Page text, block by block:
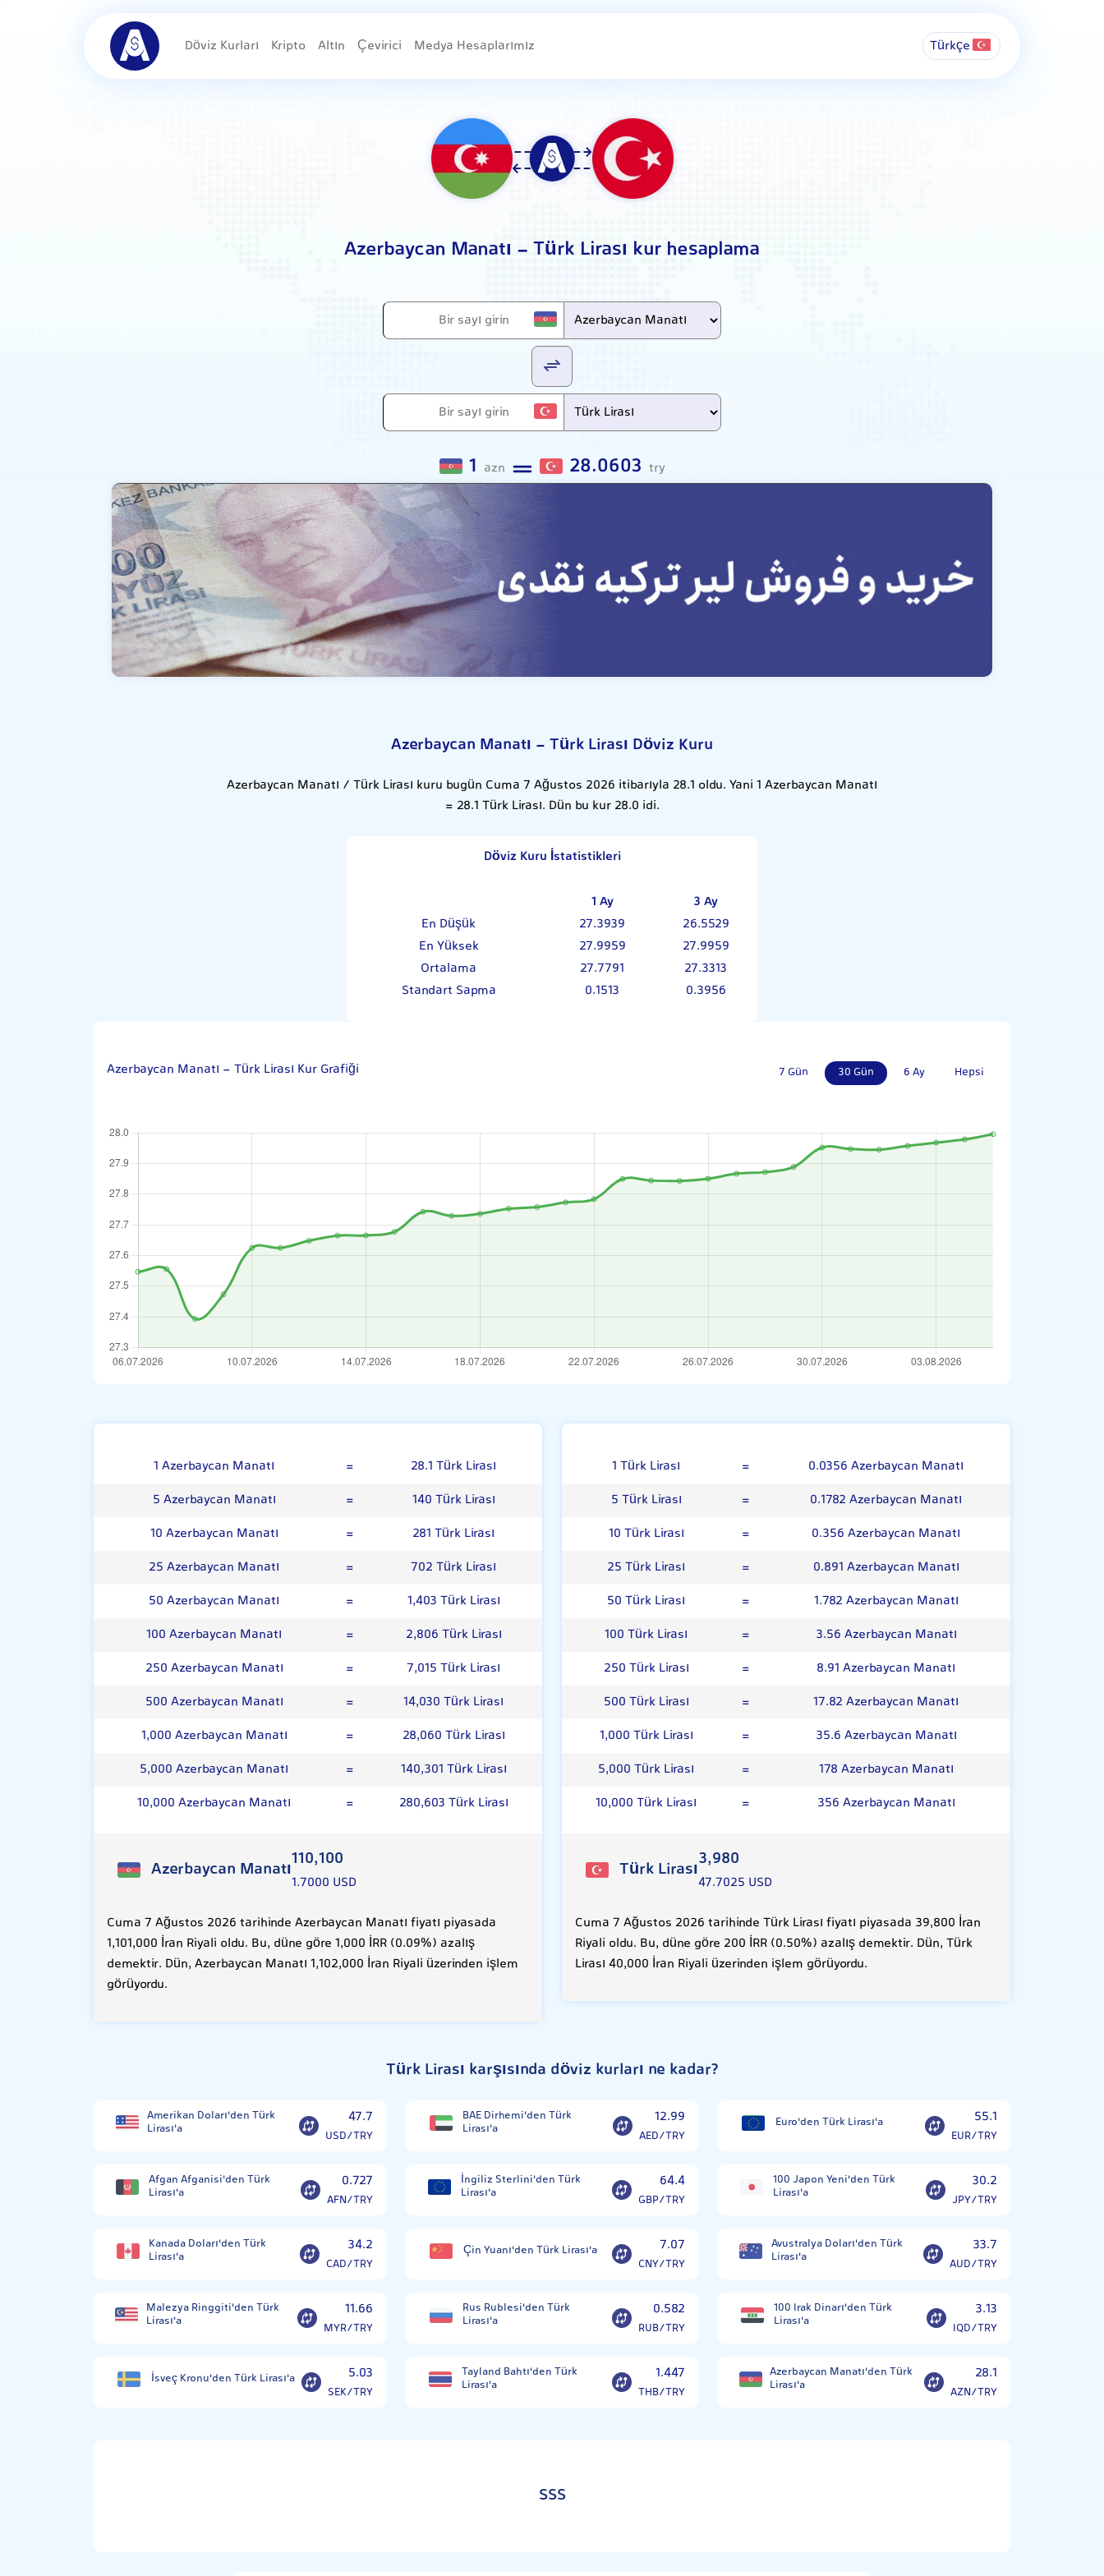
Döviz Kurları Kripto Altın Çevirici Medya Hesaplarımız Türkçe
Azerbaycan Manatı - Türk Lirası kur hesaplama
1 azn 28.0603 try
Azerbaycan Manatı - Türk Lirası Döviz Kuru
Azerbaycan Manatı / Türk Lirası kuru bugün Cuma 7 Ağustos 2026 itibarıyla 28.1 oldu. Yani 1 Azerbaycan Manatı
= 28.1 Türk Lirası. Dün bu kur 28.0 idi.
Döviz Kuru İstatistikleri
1 Ay
3 Ay
En Düşük
27.3939
26.5529
En Yüksek
27.9959
27.9959
Ortalama
27.7791
27.3313
Standart Sapma
0.1513 0.3956
Azerbaycan Manatı - Türk Lirası Kur Grafiği 7 Gün 30 Gün 6 Ay Hepsi
1 Azerbaycan Manatı =
28.1 Türk Lirası
5 Azerbaycan Manatı
=
140 Türk Lirası
10 Azerbaycan Manatı
=
281 Türk Lirası
25 Azerbaycan Manatı
=
702 Türk Lirası
50 Azerbaycan Manatı
=
1,403 Türk Lirası
100 Azerbaycan Manatı
=
2,806 Türk Lirası
250 Azerbaycan Manatı
=
7,015 Türk Lirası
500 Azerbaycan Manatı
=
14,030 Türk Lirası
1,000 Azerbaycan Manatı
=
28,060 Türk Lirası
5,000 Azerbaycan Manatı
=
140,301 Türk Lirası
10,000 Azerbaycan Manatı
= 280,603 Türk Lirası
Azerbaycan Manatı110,100
1.7000 USD
Cuma 7 Ağustos 2026 tarihinde Azerbaycan Manatı fiyatı piyasada
1,101,000 İran Riyali oldu. Bu, düne göre 1,000 İRR (0.09%) azalış
demektir. Dün, Azerbaycan Manatı 1,102,000 İran Riyali üzerinden işlem
görüyordu.
1 Türk Lirası =
0.0356 Azerbaycan Manatı
5 Türk Lirası
=
0.1782 Azerbaycan Manatı
10 Türk Lirası
=
0.356 Azerbaycan Manatı
25 Türk Lirası
=
0.891 Azerbaycan Manatı
50 Türk Lirası
=
1.782 Azerbaycan Manatı
100 Türk Lirası
=
3.56 Azerbaycan Manatı
250 Türk Lirası
=
8.91 Azerbaycan Manatı
500 Türk Lirası
=
17.82 Azerbaycan Manatı
1,000 Türk Lirası
=
35.6 Azerbaycan Manatı
5,000 Türk Lirası
=
178 Azerbaycan Manatı
10,000 Türk Lirası
= 356 Azerbaycan Manatı
Türk Lirası3,980
47.7025 USD
Cuma 7 Ağustos 2026 tarihinde Türk Lirası fiyatı piyasada 39,800 İran
Riyali oldu. Bu, düne göre 200 İRR (0.50%) azalış demektir. Dün, Türk
Lirası 40,000 İran Riyali üzerinden işlem görüyordu.
Türk Lirası karşısında döviz kurları ne kadar?
Amerikan Doları'den Türk
Lirası'a
47.7
USD/TRY
BAE Dirhemi'den Türk
Lirası'a
12.99
AED/TRY
Euro'den Türk Lirası'a 55.1
EUR/TRY
Afgan Afganisi'den Türk
Lirası'a
0.727
AFN/TRY
İngiliz Sterlini'den Türk
Lirası'a
64.4
GBP/TRY
100 Japon Yeni'den Türk
Lirası'a
30.2
JPY/TRY
Kanada Doları'den Türk
Lirası'a
34.2
CAD/TRY
Çin Yuanı'den Türk Lirası'a 7.07
CNY/TRY
Avustralya Doları'den Türk
Lirası'a
33.7
AUD/TRY
Malezya Ringgiti'den Türk
Lirası'a
11.66
MYR/TRY
Rus Rublesi'den Türk
Lirası'a
0.582
RUB/TRY
100 Irak Dinarı'den Türk
Lirası'a
3.13
IQD/TRY
İsveç Kronu'den Türk Lirası'a 5.03
SEK/TRY
Tayland Bahtı'den Türk
Lirası'a
1.447
THB/TRY
Azerbaycan Manatı'den Türk
Lirası'a
28.1
AZN/TRY
SSS